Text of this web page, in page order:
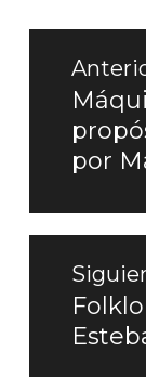
Navegación
entradas
por